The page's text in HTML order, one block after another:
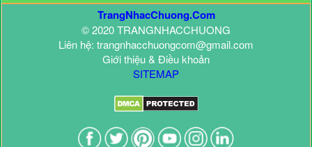
TrangNhacChuong.Com
© 2020 TRANGNHACCHUONG
Liên hệ: trangnhacchuongcom@gmail.com
Giới thiệu & Điều khoản
SITEMAP